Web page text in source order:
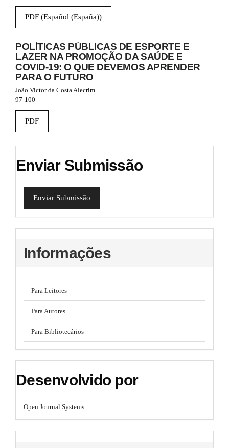
e
u
.
s
i
d
e
#
PDF (Español (España))
POLÍTICAS PÚBLICAS DE ESPORTE E
LAZER NA PROMOÇÃO DA SAÚDE E
COVID-19: O QUE DEVEMOS APRENDER
PARA O FUTURO
João Victor da Costa Alecrim
97-100
PDF
Enviar Submissão
Enviar Submissão
Informações
Para Leitores
Para Autores
Para Bibliotecários
Desenvolvido por
Open Journal Systems